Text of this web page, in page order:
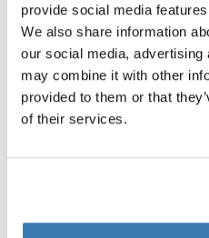
provide social media
We also share information
our social media,
may combine it with other
provided to them or that
of their services.
Toggle
Beschreibung des
Toggle features
Alle Eigenschaften